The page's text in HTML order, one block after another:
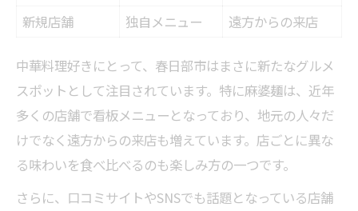
新規店舗
独自メニュー 遠方からの来店
中華料理好きにとって、春日部市はまさに新たなグルメ
スポットとして注目されています。特に麻婆麺は、近年
多くの店舗で看板メニューとなっており、地元の人々だ
けでなく遠方からの来店も増えています。店ごとに異な
る味わいを食べ比べるのも楽しみ方の一つです。
さらに、口コミサイトやSNSでも話題となっている店舗